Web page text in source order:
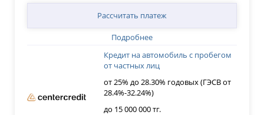
Подробнее
Рассчитать платеж
Кредит на автомобиль с пробегом
от частных лиц
от 25% до 28.30% годовых (ГЭСВ от
28.4%-32.24%)
до 15 000 000 тг.